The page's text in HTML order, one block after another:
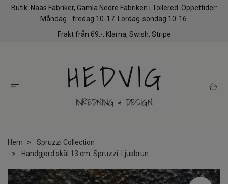
Butik: Nääs Fabriker, Gamla Nedre Fabriken i Tollered. Öppettider:
Måndag - fredag 10-17. Lördag-söndag 10-16.
Frakt från 69:-. Klarna, Swish, Stripe
Hem
Spruzzi Collection
Handgjord skål 13 cm. Spruzzi. Ljusbrun.